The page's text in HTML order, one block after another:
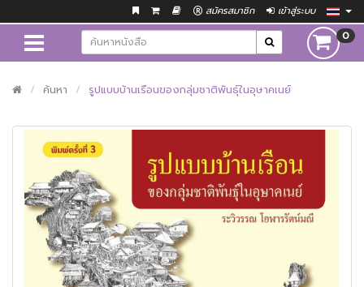
สมัครสมาชิก เข้าสู่ระบบ
0
ค้นหา รูปแบบบ้านเรือนของกลุ่มชาติพันธุ์ในอุษาคเนย์